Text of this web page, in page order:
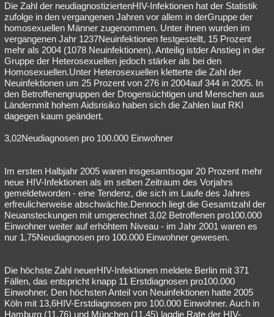
Die Zahl der neudiagnostiziertenHIV-Infektionen hat der Statistik
zufolge in den vergangenen Jahren vor allem in derGruppe der
homosexuellen Männer zugenommen. Unter ihnen wurden im
vergangenen Jahr 1237Neuinfektionen festgestellt, 15 Prozent
mehr als 2004 (1078 Neuinfektionen). Anteilig istder Anstieg in der
Gruppe der Heterosexuellen jedoch stärker als bei den
Homosexuellen.Unter Heterosexuellen kletterte die Zahl der
Neuinfektionen um 25 Prozent von 276 in 2004auf 344 in 2005. In
den Betroffenengruppen der Drogensüchtigen und Menschen aus
Ländernmit hohem Aidsrisiko haben sich die Zahlen laut RKI
dagegen kaum geändert.
3,02Neudiagnosen pro 100.000 Einwohner
Im ersten Halbjahr 2005 waren insgesamtsogar 20 Prozent mehr
neue HIV-Infektionen als im selben Zeitraum des Vorjahrs
gemeldetworden - eine Tendenz, die sich im Laufe des Jahres
erfreulicherweise abschwächte.Dennoch liegt die Gesamtzahl der
Neuansteckungen mit umgerechnet 3,02 Betroffenen pro100.000
Einwohner weiter auf erhöhtem Niveau - im Jahr 2001 waren es
nur 1,75Neudiagnosen pro 100.000 Einwohner gewesen.
Die höchste Zahl neuerHIV-Infektionen meldete Berlin mit 371
Fällen, das entspricht knapp 11 Erstdiagnosen pro100.000
Einwohner. Den höchsten Anteil von Neuinfektionen hatte 2005
Köln mit 13,6HIV-Erstdiagnosen pro 100.000 Einwohner. Auch in
Hamburg (11,76) und München (11,45) lagdie Rate der HIV-